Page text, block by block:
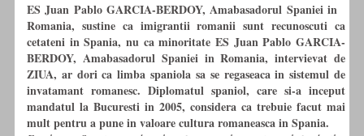
ES Juan Pablo GARCIA-BERDOY, Amabasadorul Spaniei in
Romania, sustine ca imigrantii romanii sunt recunoscuti ca
cetateni in Spania, nu ca minoritate ES Juan Pablo GARCIA-
BERDOY, Amabasadorul Spaniei in Romania, intervievat de
ZIUA, ar dori ca limba spaniola sa se regaseaca in sistemul de
invatamant romanesc. Diplomatul spaniol, care si-a inceput
mandatul la Bucuresti in 2005, considera ca trebuie facut mai
mult pentru a pune in valoare cultura romaneasca in Spania.